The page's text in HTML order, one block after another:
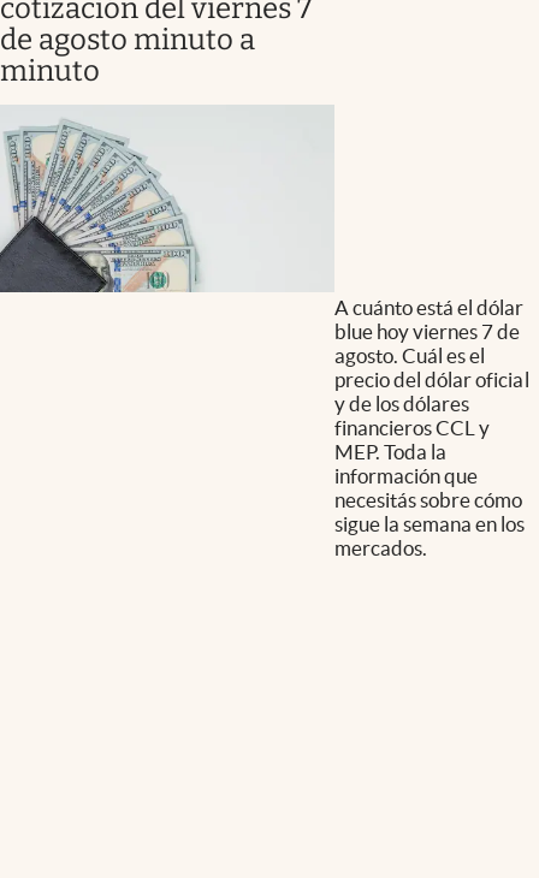
cotización del viernes 7
de agosto minuto a
minuto
A cuánto está el dólar
blue hoy viernes 7 de
agosto. Cuál es el
precio del dólar oficial
y de los dólares
financieros CCL y
MEP. Toda la
información que
necesitás sobre cómo
sigue la semana en los
mercados.